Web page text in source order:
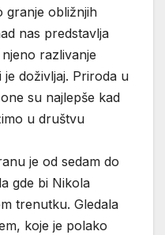
granje obližnjih
nas predstavlja
razlivanje
doživljaj. Priroda u
su najlepše kad
u društvu
je od sedam do
gde bi Nikola
trenutku. Gledala
koje je polako